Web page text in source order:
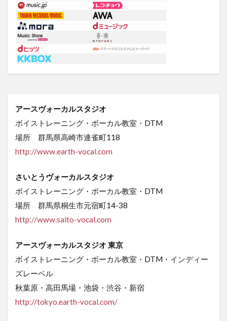
アースヴォーカルスタジオ
ボイストレーニング・ボーカル教室・DTM
場所 群馬県高崎市連雀町118
http://www.earth-vocal.com
さいとうヴォーカルスタジオ
ボイストレーニング・ボーカル教室・DTM
場所 群馬県桐生市元宿町14-38
http://www.saito-vocal.com
アースヴォーカルスタジオ 東京
ボイストレーニング・ボーカル教室・DTM・インディー
ズレーベル
秋葉原・高田馬場・池袋・渋谷・新宿
http://tokyo.earth-vocal.com/